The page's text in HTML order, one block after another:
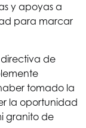
y apoyas a
para marcar
de
tomado la
la oportunidad
granito de